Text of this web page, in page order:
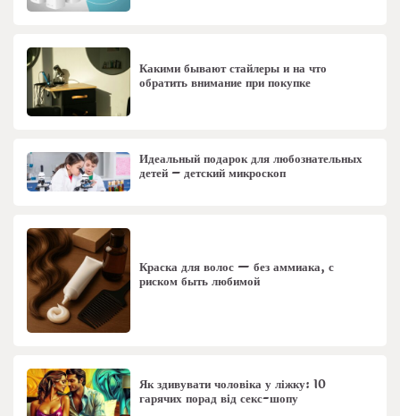
Какими бывают стайлеры и на что
обратить внимание при покупке
Идеальный подарок для любознательных
детей – детский микроскоп
Краска для волос — без аммиака, с
риском быть любимой
Як здивувати чоловіка у ліжку: 10
гарячих порад від секс-шопу